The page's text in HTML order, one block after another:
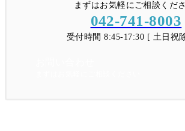
まずはお気軽にご相談くだ
042-741-8003
受付時間 8:45-17:30 [ 土日祝